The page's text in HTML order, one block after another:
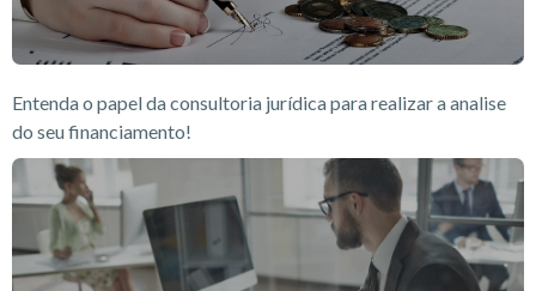
Entenda o papel da consultoria jurídica para realizar a analise
do seu financiamento!